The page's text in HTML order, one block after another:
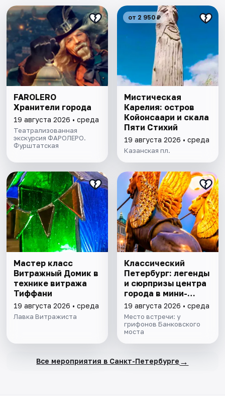
FAROLERO
Хранители города
19 августа 2026 • среда
Театрализованная
экскурсия ФАРОЛЕРО.
Фурштатская
от 2 950 ₽
Мистическая
Карелия: остров
Койонсаари и скала
Пяти Стихий
19 августа 2026 • среда
Казанская пл.
Мастер класс
Витражный Домик в
технике витража
Тиффани
19 августа 2026 • среда
Лавка Витражиста
Классический
Петербург: легенды
и сюрпризы центра
города в мини-
группе
19 августа 2026 • среда
Место встречи: у
грифонов Банковского
моста
Все мероприятия в Санкт-Петербурге →